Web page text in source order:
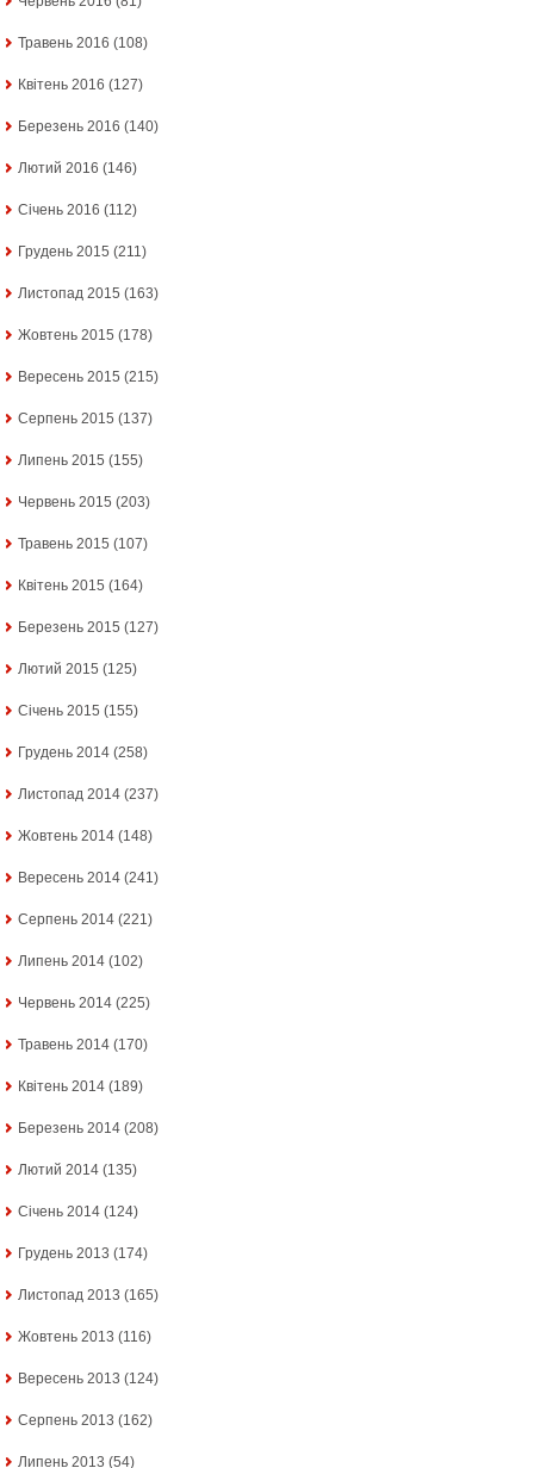
Травень 2016 (108)
Квітень 2016 (127)
Березень 2016 (140)
Лютий 2016 (146)
Січень 2016 (112)
Грудень 2015 (211)
Листопад 2015 (163)
Жовтень 2015 (178)
Вересень 2015 (215)
Серпень 2015 (137)
Липень 2015 (155)
Червень 2015 (203)
Травень 2015 (107)
Квітень 2015 (164)
Березень 2015 (127)
Лютий 2015 (125)
Січень 2015 (155)
Грудень 2014 (258)
Листопад 2014 (237)
Жовтень 2014 (148)
Вересень 2014 (241)
Серпень 2014 (221)
Липень 2014 (102)
Червень 2014 (225)
Травень 2014 (170)
Квітень 2014 (189)
Березень 2014 (208)
Лютий 2014 (135)
Січень 2014 (124)
Грудень 2013 (174)
Листопад 2013 (165)
Жовтень 2013 (116)
Вересень 2013 (124)
Серпень 2013 (162)
Липень 2013 (54)